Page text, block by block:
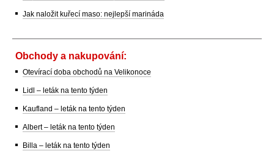
Jak naložit kuřecí maso: nejlepší marináda
Obchody a nakupování:
Otevírací doba obchodů na Velikonoce
Lidl – leták na tento týden
Kaufland – leták na tento týden
Albert – leták na tento týden
Billa – leták na tento týden